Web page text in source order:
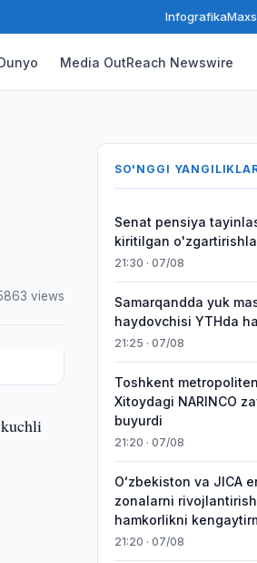
Infografika
Media OutReach Newswire
views
SO'NGGI
Senat pensiya
kiritilgan
21:30 · 07/08
Samarqandda yuk
haydovchisi YTHda
21:25 · 07/08
Toshkent
Xitoydagi NARINCO
buyurdi
21:20 · 07/08
Oʻzbekiston va JICA
zonalarni rivojlantirish
hamkorlikni
21:20 · 07/08